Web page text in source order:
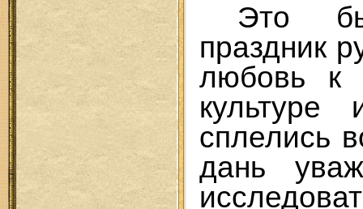
Это
праздник
любовь к
сплелись
дань